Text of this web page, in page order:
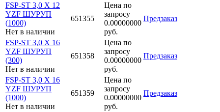
FSP-ST 3,0 X 12
YZF ШУРУП
(1000)
Нет в наличии
651355
Цена по
запросу
0.00000000
руб.
Предзаказ
FSP-ST 3,0 X 16
YZF ШУРУП
(300)
Нет в наличии
651358
Цена по
запросу
0.00000000
руб.
Предзаказ
FSP-ST 3,0 X 16
YZF ШУРУП
(1000)
Нет в наличии
651359
Цена по
запросу
0.00000000
руб.
Предзаказ